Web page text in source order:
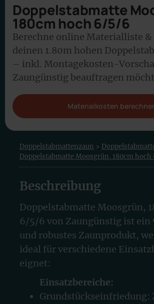
Doppelstabmatte
180cm hoch 6/5/6
Berechne online Materialliste
deinen 1.80m hohen
– inkl. Montagekosten-
Zaungünstig beauftragen
Materialkosten
Doppelstabmattenzaun >
Doppelstabmatte Moosgrün, 180cm
Beschreibung
Doppelstabmatte Moosgrün,
6/5/6 von Zaungünstig ist ein
und robustes Zaunprodukt,
ideal für verschiedene
eignet:
Einsatzbereiche:
Grundstückseinfriedung: